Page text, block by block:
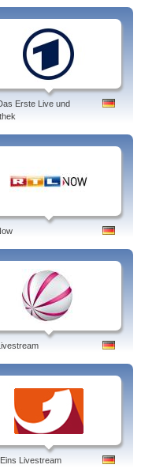
Erste Live und
Livestream